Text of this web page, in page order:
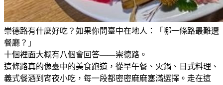
崇德路有什麼好吃？如果你問臺中在地人：「哪一條路最難選
餐廳？」
十個裡面大概有八個會回答——崇德路。
這條路真的像臺中的美食跑道，從早午餐、火鍋、日式料理、
義式餐酒到宵夜小吃，每一段都密密麻麻塞滿選擇。走在這